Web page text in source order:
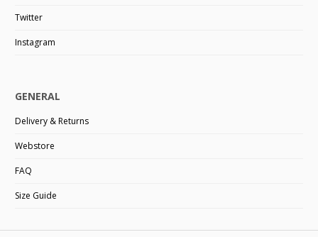
Twitter
Instagram
GENERAL
Delivery & Returns
Webstore
FAQ
Size Guide